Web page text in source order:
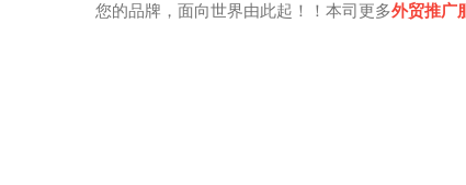
您的品牌，面向世界由此起！！本司更多外贸推广